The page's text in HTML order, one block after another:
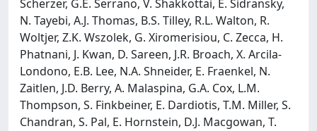
Scherzer, G.E. Serrano, V. Shakkottai, E. Sidransky,
N. Tayebi, A.J. Thomas, B.S. Tilley, R.L. Walton, R.
Woltjer, Z.K. Wszolek, G. Xiromerisiou, C. Zecca, H.
Phatnani, J. Kwan, D. Sareen, J.R. Broach, X. Arcila-
Londono, E.B. Lee, N.A. Shneider, E. Fraenkel, N.
Zaitlen, J.D. Berry, A. Malaspina, G.A. Cox, L.M.
Thompson, S. Finkbeiner, E. Dardiotis, T.M. Miller, S.
Chandran, S. Pal, E. Hornstein, D.J. Macgowan, T.